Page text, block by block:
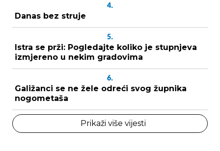
4.
Danas bez struje
5.
Istra se prži: Pogledajte koliko je stupnjeva
izmjereno u nekim gradovima
6.
Galižanci se ne žele odreći svog župnika
nogometaša
Prikaži više vijesti